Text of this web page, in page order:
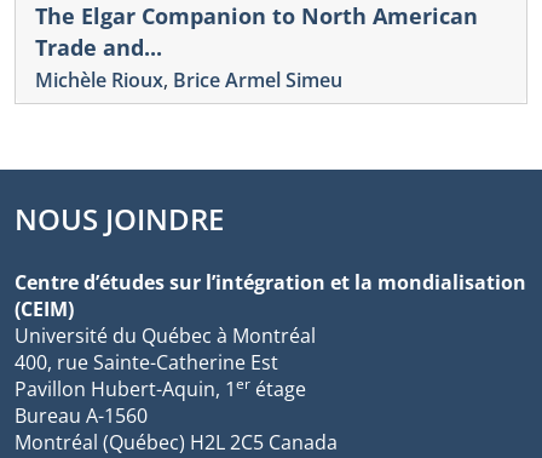
The Elgar Companion to North American
Trade and...
Michèle Rioux, Brice Armel Simeu
NOUS JOINDRE
Centre d’études sur l’intégration et la mondialisation
(CEIM)
Université du Québec à Montréal
400, rue Sainte-Catherine Est
Pavillon Hubert-Aquin, 1er étage
Bureau A-1560
Montréal (Québec) H2L 2C5 Canada